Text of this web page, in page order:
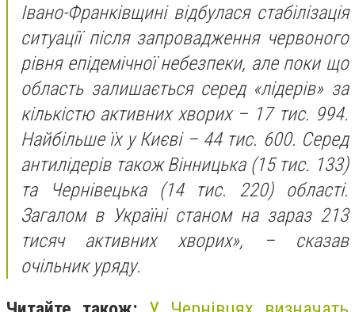
Івано-Франківщині відбулася стабілізація
ситуації після запровадження червоного
рівня епідемічної небезпеки, але поки що
область залишається серед «лідерів» за
кількістю активних хворих – 17 тис. 994.
Найбільше їх у Києві – 44 тис. 600. Серед
антилідерів також Вінницька (15 тис. 133)
та Чернівецька (14 тис. 220) області.
Загалом в Україні станом на зараз 213
тисяч активних хворих», – сказав
очільник уряду.